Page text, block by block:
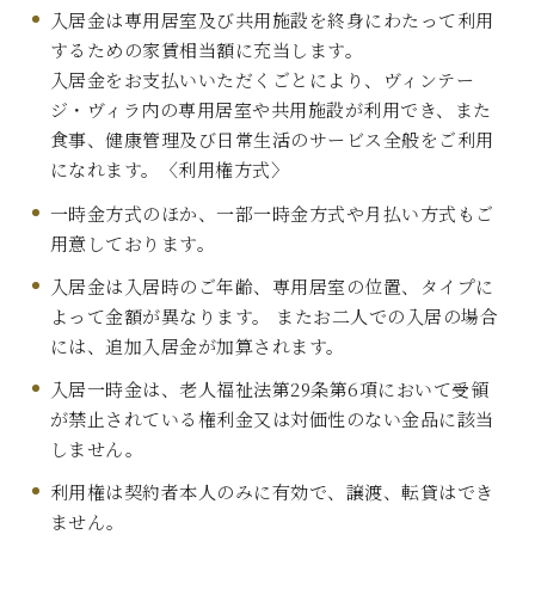
入居金は専用居室及び共用施設を終身にわたって利用
するための家賃相当額に充当します。
入居金をお支払いいただくごとにより、ヴィンテー
ジ・ヴィラ内の専用居室や共用施設が利用でき、また
食事、健康管理及び日常生活のサービス全般をご利用
になれます。〈利用権方式〉
一時金方式のほか、一部一時金方式や月払い方式もご
用意しております。
入居金は入居時のご年齢、専用居室の位置、タイプに
よって金額が異なります。 またお二人での入居の場合
には、追加入居金が加算されます。
入居一時金は、老人福祉法第29条第6項において受領
が禁止されている権利金又は対価性のない金品に該当
しません。
利用権は契約者本人のみに有効で、譲渡、転貸はでき
ません。